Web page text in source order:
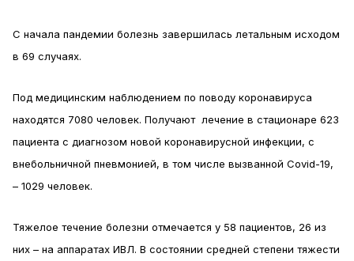
С начала пандемии болезнь завершилась летальным исходом
в 69 случаях.
Под медицинским наблюдением по поводу коронавируса
находятся 7080 человек. Получают лечение в стационаре 623
пациента с диагнозом новой коронавирусной инфекции, с
внебольничной пневмонией, в том числе вызванной Covid-19,
– 1029 человек.
Тяжелое течение болезни отмечается у 58 пациентов, 26 из
них – на аппаратах ИВЛ. В состоянии средней степени тяжести